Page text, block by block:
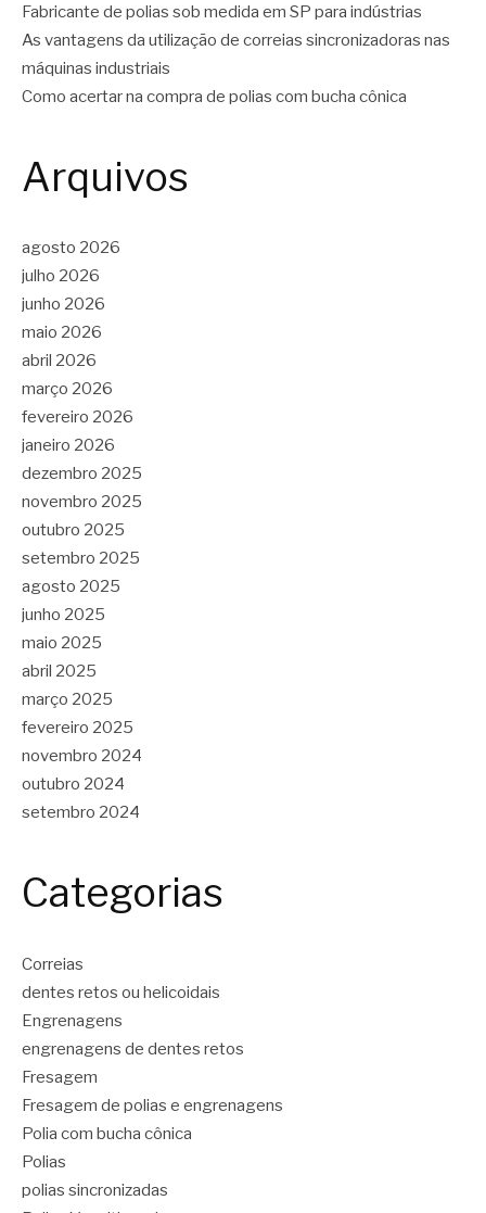
Fabricante de polias sob medida em SP para indústrias
As vantagens da utilização de correias sincronizadoras nas
máquinas industriais
Como acertar na compra de polias com bucha cônica
Arquivos
agosto 2026
julho 2026
junho 2026
maio 2026
abril 2026
março 2026
fevereiro 2026
janeiro 2026
dezembro 2025
novembro 2025
outubro 2025
setembro 2025
agosto 2025
junho 2025
maio 2025
abril 2025
março 2025
fevereiro 2025
novembro 2024
outubro 2024
setembro 2024
Categorias
Correias
dentes retos ou helicoidais
Engrenagens
engrenagens de dentes retos
Fresagem
Fresagem de polias e engrenagens
Polia com bucha cônica
Polias
polias sincronizadas